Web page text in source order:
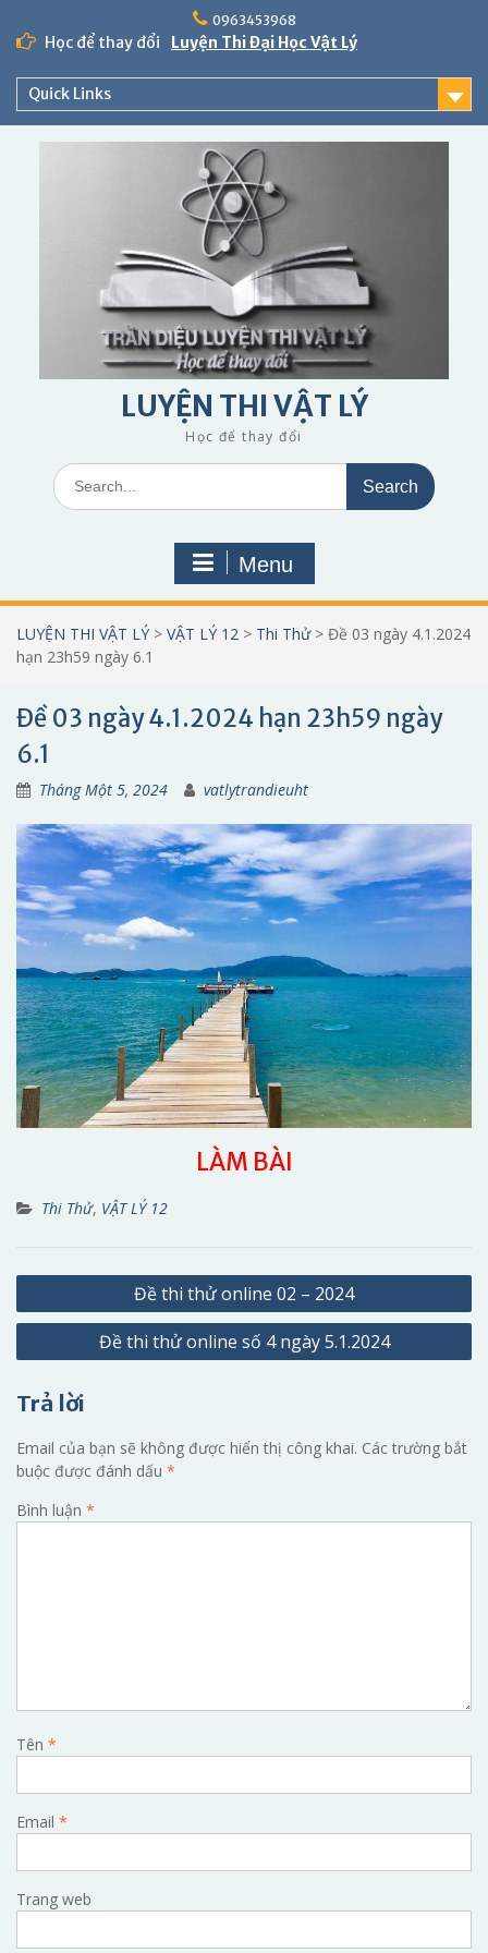
content
0963453968
Học để thay đổi Luyện Thi Đại Học Vật Lý
Quick Links
LUYỆN THI VẬT LÝ
Học để thay đổi
Search
for:
Menu
LUYỆN THI VẬT LÝ > VẬT LÝ 12 > Thi Thử> Đề 03 ngày 4.1.2024
hạn 23h59 ngày 6.1
Đề 03 ngày 4.1.2024 hạn 23h59 ngày
6.1
Tháng Một 5, 2024 vatlytrandieuht
LÀM BÀI
Thi Thử, VẬT LÝ 12
Điều
hướng
Đề thi thử online 02 – 2024
Đề thi thử online số 4 ngày 5.1.2024
Trả lời
Email của bạn sẽ không được hiển thị công khai. Các trường bắt
buộc được đánh dấu *
Bình luận *
Tên *
Email *
Trang web